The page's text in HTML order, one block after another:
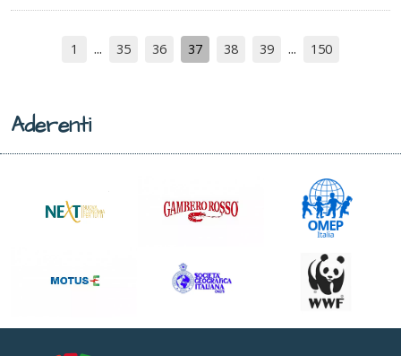
1 35 36 37 38 39 150
Aderenti